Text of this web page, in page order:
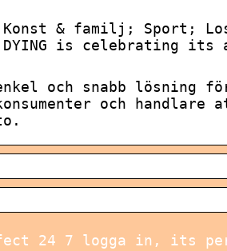
& familj; Sport;
is celebrating its
och snabb lösning
och
24 7 logga in, its